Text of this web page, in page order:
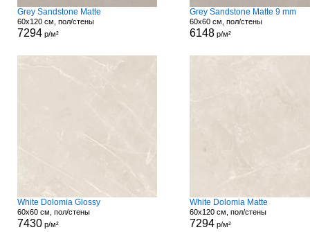
Grey Sandstone Matte
60x120 см, пол/стены
7294 р/м²
Grey Sandstone Matte 9 mm
60x60 см, пол/стены
6148 р/м²
White Dolomia Glossy
60x60 см, пол/стены
7430 р/м²
White Dolomia Matte
60x120 см, пол/стены
7294 р/м²